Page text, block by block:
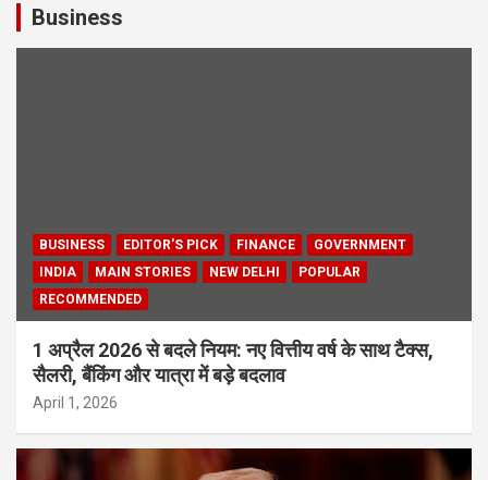
Business
BUSINESS EDITOR'S PICK FINANCE
GOVERNMENT
INDIA
MAIN STORIES NEW DELHI
POPULAR
RECOMMENDED
1 अप्रैल 2026 से बदले नियम: नए वित्तीय वर्ष के साथ टैक्स,
सैलरी, बैंकिंग और यात्रा में बड़े बदलाव
April 1, 2026